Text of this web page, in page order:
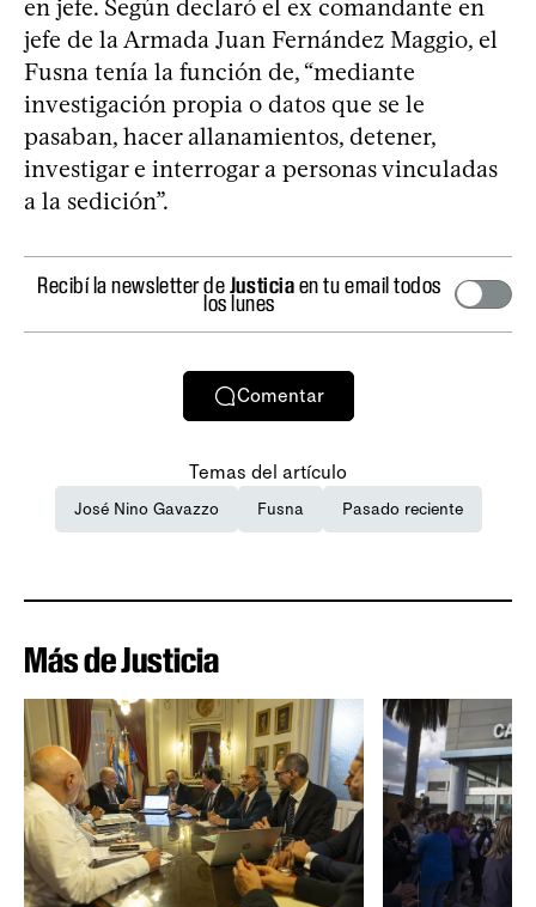
en jefe. Según declaró el ex comandante en
jefe de la Armada Juan Fernández Maggio, el
Fusna tenía la función de, “mediante
investigación propia o datos que se le
pasaban, hacer allanamientos, detener,
investigar e interrogar a personas vinculadas
a la sedición”.
Recibí la newsletter deJusticiaen tu email todos
los lunes
Comentar
Temas del artículo
José Nino Gavazzo Fusna Pasado reciente
Más de Justicia